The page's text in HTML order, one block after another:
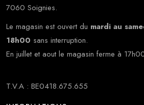
7060 Soignies.
Le magasin est ouvert du mardi au
18h00 sans interruption.
En juillet et aout le magasin ferme à
T.V.A : BE0418.675.655